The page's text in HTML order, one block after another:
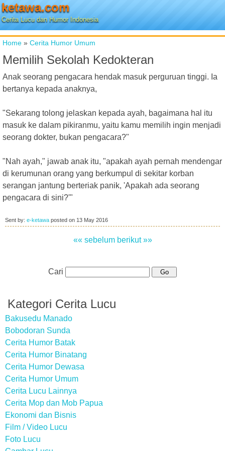
ketawa.com
Cerita Lucu dan Humor Indonesia
Home » Cerita Humor Umum
Memilih Sekolah Kedokteran
Anak seorang pengacara hendak masuk perguruan tinggi. Ia
bertanya kepada anaknya,
"Sekarang tolong jelaskan kepada ayah, bagaimana hal itu
masuk ke dalam pikiranmu, yaitu kamu memilih ingin menjadi
seorang dokter, bukan pengacara?"
"Nah ayah," jawab anak itu, "apakah ayah pernah mendengar
di kerumunan orang yang berkumpul di sekitar korban
serangan jantung berteriak panik, 'Apakah ada seorang
pengacara di sini?'"
Sent by: e-ketawa posted on 13 May 2016
«« sebelum berikut »»
Cari
Kategori Cerita Lucu
Bakusedu Manado
Bobodoran Sunda
Cerita Humor Batak
Cerita Humor Binatang
Cerita Humor Dewasa
Cerita Humor Umum
Cerita Lucu Lainnya
Cerita Mop dan Mob Papua
Ekonomi dan Bisnis
Film / Video Lucu
Foto Lucu